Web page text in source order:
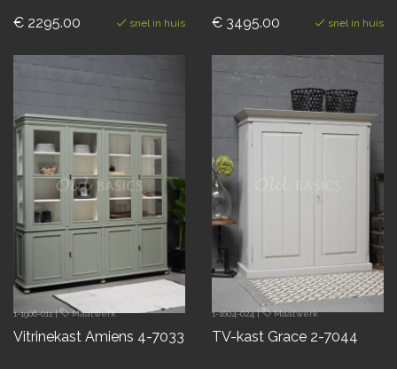
€ 2295.00 snel in huis € 3495.00 snel in huis
1-1906-011| Maatwerk
Vitrinekast Amiens 4-7033
1-1604-024| Maatwerk
TV-kast Grace 2-7044